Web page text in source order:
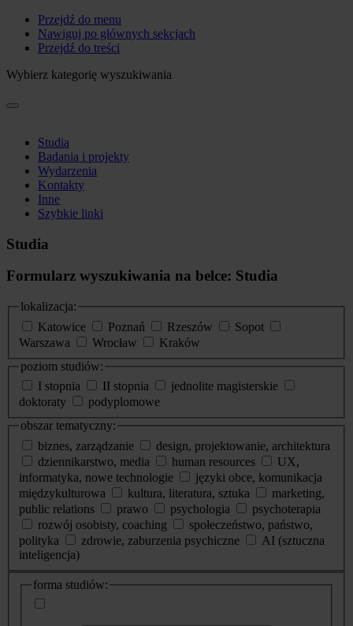
Przejdź do menu
Nawiguj po głównych sekcjach
Przejdź do treści
Wybierz kategorię wyszukiwania
Studia
Badania i projekty
Wydarzenia
Kontakty
Inne
Szybkie linki
Studia
Formularz wyszukiwania na belce: Studia
lokalizacja:
Katowice
Poznań Rzeszów
Sopot
Warszawa
Wrocław
Kraków
poziom studiów:
I stopnia
II stopnia
jednolite magisterskie
doktoraty
podyplomowe
obszar tematyczny:
biznes, zarządzanie
design, projektowanie, architektura
dziennikarstwo, media
human resources
UX,
informatyka, nowe technologie
języki obce, komunikacja
międzykulturowa
kultura, literatura, sztuka
marketing,
public relations
prawo psychologia
psychoterapia
rozwój osobisty, coaching
społeczeństwo, państwo,
polityka
zdrowie, zaburzenia psychiczne
AI (sztuczna
inteligencja)
dodatkowe
informacje
forma studiów: